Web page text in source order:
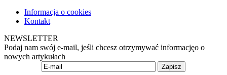
Informacja o cookies
Kontakt
NEWSLETTER
Podaj nam swój e-mail, jeśli chcesz otrzymywać informacjęo o
nowych artykułach
Zapisz